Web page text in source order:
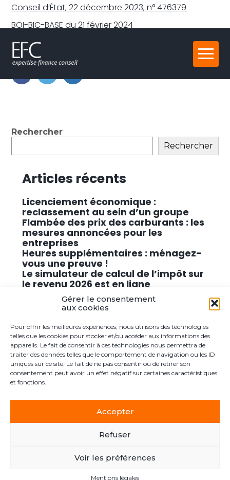
Gérer le consentement
aux cookies
Pour offrir les meilleures expériences, nous utilisons des technologies
telles que les cookies pour stocker et/ou accéder aux informations des
appareils. Le fait de consentir à ces technologies nous permettra de
traiter des données telles que le comportement de navigation ou les ID
uniques sur ce site. Le fait de ne pas consentir ou de retirer son
consentement peut avoir un effet négatif sur certaines caractéristiques
et fonctions.
Accepter
Refuser
Voir les préférences
Mentions légales
Aller
au
Conseil d’État, 22 décembre 2023, n° 476379
BOI-BIC-BASE du 21 février 2024
Partager :
FaceBook
TwitterLinkedIn
Blog
Rechercher
Rechercher
Articles récents
Licenciement économique :
reclassement au sein d’un groupe
Flambée des prix des carburants : les
mesures annoncées pour les
entreprises
Heures supplémentaires : ménagez-
vous une preuve !
Le simulateur de calcul de l’impôt sur
le revenu 2026 est en ligne
Promouvoir des solutions de
cybersécurité conformes au RGPD
Commentaires récents
Aucun commentaire à afficher.
PLAN DU SITE